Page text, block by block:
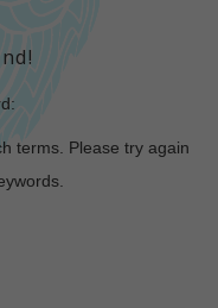
terms. Please try again